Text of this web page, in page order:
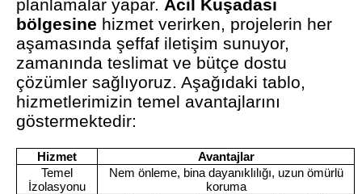
planlamalar yapar. Acil Kuşadası
bölgesine hizmet verirken, projelerin her
aşamasında şeffaf iletişim sunuyor,
zamanında teslimat ve bütçe dostu
çözümler sağlıyoruz. Aşağıdaki tablo,
hizmetlerimizin temel avantajlarını
göstermektedir:
Hizmet
Avantajlar
Temel
İzolasyonu
Nem önleme, bina dayanıklılığı, uzun ömürlü
koruma